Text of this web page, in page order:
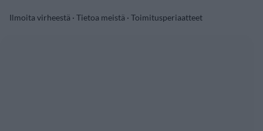
Ilmoita virheestä · Tietoa meistä · Toimitusperiaatteet